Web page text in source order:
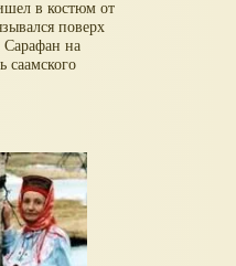
в костюм от
поверх
Сарафан на
саамского